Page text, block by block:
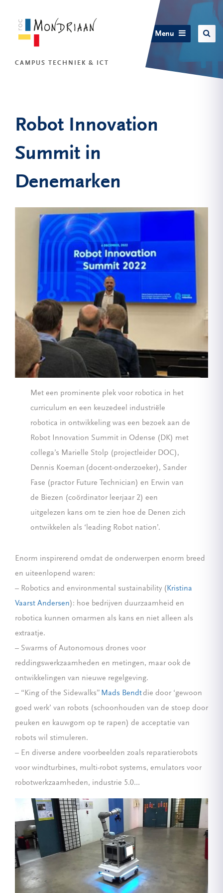
CAMPUS TECHNIEK & ICT
Menu
Robot Innovation
Summit in
Denemarken
Met een prominente plek voor robotica in het
curriculum en een keuzedeel industriële
robotica in ontwikkeling was een bezoek aan de
Robot Innovation Summit in Odense (DK) met
collega’s Marielle Stolp (projectleider DOC),
Dennis Koeman (docent-onderzoeker), Sander
Fase (practor Future Technician) en Erwin van
de Biezen (coördinator leerjaar 2) een
uitgelezen kans om te zien hoe de Denen zich
ontwikkelen als ‘leading Robot nation’.
Enorm inspirerend omdat de onderwerpen enorm breed
en uiteenlopend waren:
– Robotics and environmental sustainability (Kristina
Vaarst Andersen): hoe bedrijven duurzaamheid en
robotica kunnen omarmen als kans en niet alleen als
extraatje.
– Swarms of Autonomous drones voor
reddingswerkzaamheden en metingen, maar ook de
ontwikkelingen van nieuwe regelgeving.
– “King of the Sidewalks” Mads Bendtdie door ‘gewoon
goed werk’ van robots (schoonhouden van de stoep door
peuken en kauwgom op te rapen) de acceptatie van
robots wil stimuleren.
– En diverse andere voorbeelden zoals reparatierobots
voor windturbines, multi-robot systems, emulators voor
robotwerkzaamheden, industrie 5.0…